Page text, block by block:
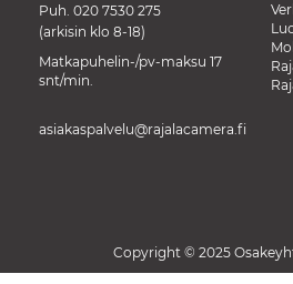
Puh. 020 7530 275
(arkisin klo 8-18)
Matkapuhelin-/pv-maksu 17
snt/min.
asiakaspalvelu@rajalacamera.fi
Copyright © 2025